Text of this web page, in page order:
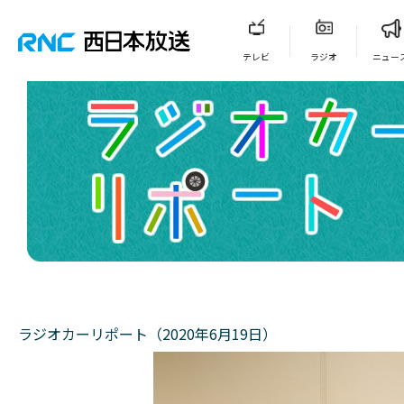
テレビ ラジオ ニュー
ラジオカーリポート（2020年6月19日）